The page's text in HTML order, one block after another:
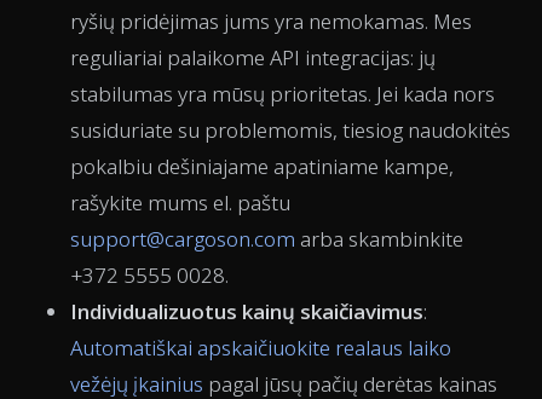
ryšių pridėjimas jums yra nemokamas. Mes
reguliariai palaikome API integracijas: jų
stabilumas yra mūsų prioritetas. Jei kada nors
susiduriate su problemomis, tiesiog naudokitės
pokalbiu dešiniajame apatiniame kampe,
rašykite mums el. paštu
support@cargoson.com arba skambinkite
+372 5555 0028.
Individualizuotus kainų skaičiavimus:
Automatiškai apskaičiuokite realaus laiko
vežėjų įkainius pagal jūsų pačių derėtas kainas